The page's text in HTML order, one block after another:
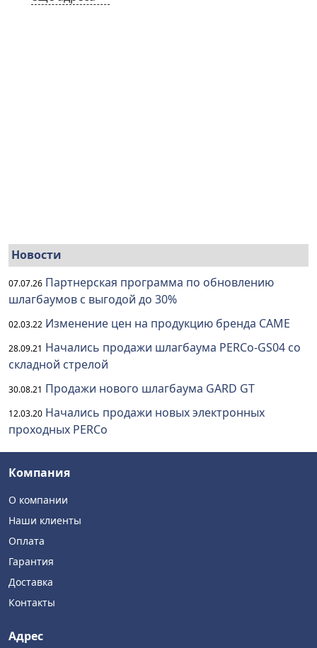
Новости
07.07.26 Партнерская программа по обновлению
шлагбаумов с выгодой до 30%
02.03.22 Изменение цен на продукцию бренда CAME
28.09.21 Начались продажи шлагбаума PERCo-GS04 со
складной стрелой
30.08.21 Продажи нового шлагбаума GARD GT
12.03.20 Начались продажи новых электронных
проходных PERCo
Компания
О компании
Наши клиенты
Оплата
Гарантия
Доставка
Контакты
Адрес